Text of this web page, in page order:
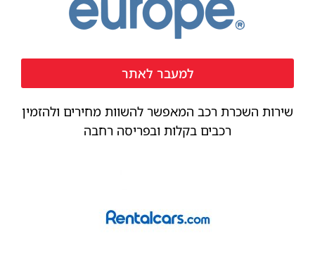
למעבר לאתר
שירות השכרת רכב המאפשר להשוות מחירים ולהזמין
רכבים בקלות ובפריסה רחבה